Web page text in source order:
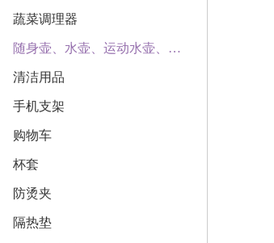
蔬菜调理器
随身壶、水壶、运动水壶、水瓶
清洁用品
手机支架
购物车
杯套
防烫夹
隔热垫